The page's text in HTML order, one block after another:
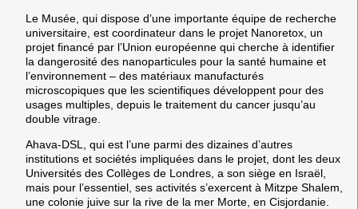
Le Musée, qui dispose d’une importante équipe de recherche
universitaire, est coordinateur dans le projet Nanoretox, un
projet financé par l’Union européenne qui cherche à identifier
la dangerosité des nanoparticules pour la santé humaine et
l’environnement – des matériaux manufacturés
microscopiques que les scientifiques développent pour des
usages multiples, depuis le traitement du cancer jusqu’au
double vitrage.
Ahava-DSL, qui est l’une parmi des dizaines d’autres
institutions et sociétés impliquées dans le projet, dont les deux
Universités des Collèges de Londres, a son siège en Israël,
mais pour l’essentiel, ses activités s’exercent à Mitzpe Shalem,
une colonie juive sur la rive de la mer Morte, en Cisjordanie.